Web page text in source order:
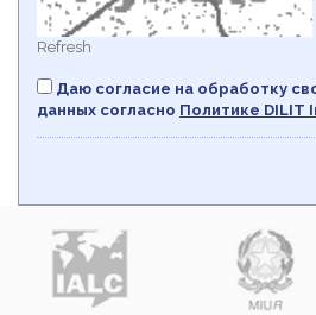
Refresh
Даю согласие на обработку
данных согласно Политикe DILIT